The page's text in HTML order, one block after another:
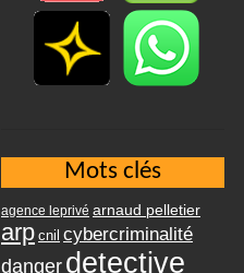
Mots clés
agence leprivé arnaud pelletier
arp cnil cybercriminalité
danger detective